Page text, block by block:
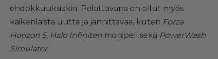
ehdokkuuksiakin. Pelattavana on ollut myös
kaikenlaista uutta ja jännittävää, kuten Forza
Horizon 5, Halo Infiniten monipeli sekä PowerWash
Simulator.